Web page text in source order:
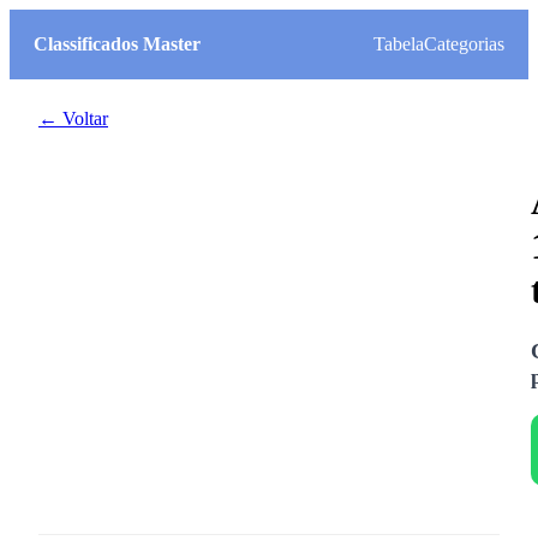
Classificados Master TabelaCategorias
← Voltar